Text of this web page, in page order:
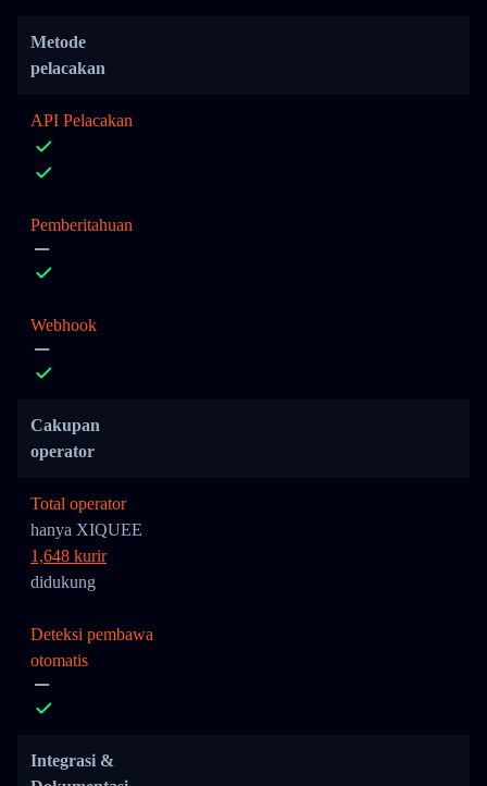
Metode
pelacakan
API Pelacakan
Pemberitahuan
Webhook
Cakupan
operator
Total operator
hanya XIQUEE
1,648 kurir
didukung
Deteksi pembawa
otomatis
Integrasi &